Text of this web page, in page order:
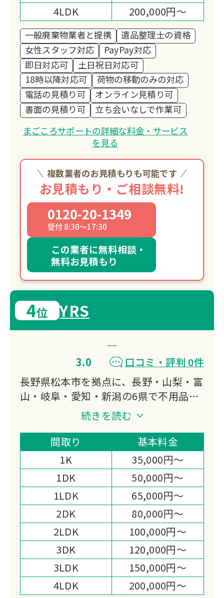
4LDK
200,000円～
一般廃棄物業者と提携
遺品整理士の資格
女性スタッフ対応
PayPay対応
即日対応可
土日祝日対応可
18時以降対応可
荷物の移動のみの対応
電話の見積り可
オンライン見積り可
書面の見積り可
立ち会いなしで作業可
まごころサポートの詳細な料金・サービス
を見る
複数業者のお見積もりも可能です
お見積もり・ご相談無料!
0120-20-1349
受付 8:30～17:30
この業者に無料相談・
無料お見積もり
4位 YRS
3.0
口コミ・評判 0件
長野県松本市を拠点に、長野・山梨・富
山・岐阜・愛知・新潟の6県で不用品回
収・遺品整理・ゴミ屋敷清掃を展開。
24時間年中無休で即日対応も可能。他
社で断られた品も回収可能な場合があ
り、秘密厳守・女性スタッフ対応も実
施。トラックサイズに応じた明確な料金
設定で安心。
続きを読む
間取り
基本料金
1K
35,000円～
1DK
50,000円～
1LDK
65,000円～
2DK
80,000円～
2LDK
100,000円～
3DK
120,000円～
3LDK
150,000円～
4LDK
200,000円～